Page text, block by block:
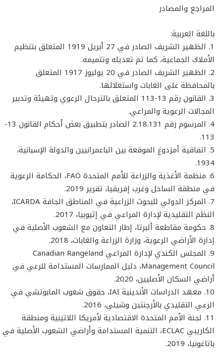
المراجع والمصادر
باللغة العربية:
1. الظهير الشريف الصادر في 27 أبريل 1919 المتعلق بتنظيم
الأملاك الجماعية، كما تم تعديله وتتميمه.
2. الظهير الشريف الصادر في 20 يوليوز 1917 المتعلق
بالمحافظة على الغابات واستغلالها.
3. القانون رقم 13-113 المتعلق بالترحال الرعوي وتهيئة وتدبير
المجالات الرعوية والمراعي.
4. المرسوم رقم 2.18.131 الصادر بتطبيق بعض أحكام القانون 13-
113.
5. اتفاقية أمزدوغ الموقعة بين الباعمرانيين والدولة الإسبانية،
1934.
6. منظمة الأغذية والزراعة للأمم المتحدة FAO، الحكامة الرعوية
في منطقة الساحل وغرب إفريقيا، تقرير 2019.
7. المركز الدولي للبحوث الزراعية في المناطق الجافة ICARDA،
النظم التقليدية لإدارة المراعي في إثيوبيا، 2017.
8. حكومة مقاطعة ألبرتا، إطار التعاون مع الشعوب الأصلية في
إدارة الأراضي الرعوية، وزارة الزراعة والغابات، 2018.
9. المجلس الكندي لإدارة المراعي Canadian Rangeland
Management Council، دليل الممارسات المستدامة للرعي في
أراضي السكان الأصليين، 2020.
10. معهد الدراسات الأندينية IAI، حقوق شعوب المابوتشي في
الرعي التقليدي بالأرجنتين وشيلي، 2016.
11. لجنة الأمم المتحدة الاقتصادية لأمريكا اللاتينية ومنطقة
الكاريبي ECLAC، التنمية المستدامة وأراضي الشعوب الأصلية في
باتاغونيا، 2019.